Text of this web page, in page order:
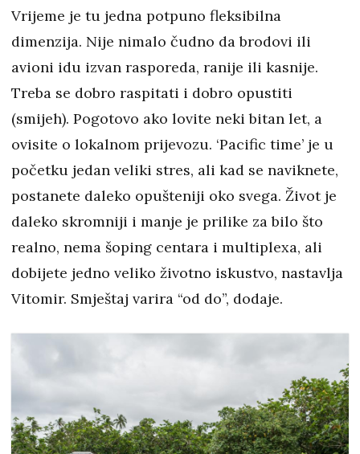
Vrijeme je tu jedna potpuno fleksibilna
dimenzija. Nije nimalo čudno da brodovi ili
avioni idu izvan rasporeda, ranije ili kasnije.
Treba se dobro raspitati i dobro opustiti
(smijeh). Pogotovo ako lovite neki bitan let, a
ovisite o lokalnom prijevozu. ‘Pacific time’ je u
početku jedan veliki stres, ali kad se naviknete,
postanete daleko opušteniji oko svega. Život je
daleko skromniji i manje je prilike za bilo što
realno, nema šoping centara i multiplexa, ali
dobijete jedno veliko životno iskustvo, nastavlja
Vitomir. Smještaj varira “od do”, dodaje.